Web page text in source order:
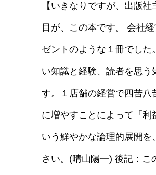
【いきなりですが、出版
目が、この本です。 会社
ゼントのような１冊でし
い知識と経験、読者を思
す。１店舗の経営で四苦
に増やすことによって「利
いう鮮やかな論理的展開
さい。(晴山陽一) 後記：